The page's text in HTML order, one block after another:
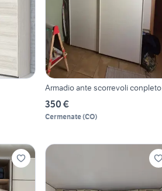
Armadio ante scorrevoli conpleto
350 €
Cermenate(CO)